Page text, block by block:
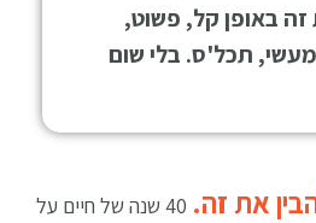
זה באופן קל, פשוט,
תכל'ס. בלי שום
40 שנה של חיים על